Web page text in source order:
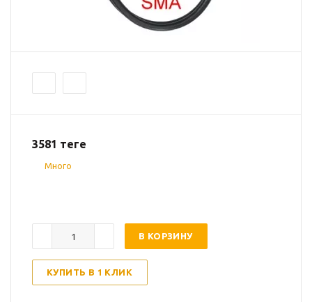
3581 теңге
Много
В КОРЗИНУ
КУПИТЬ В 1 КЛИК